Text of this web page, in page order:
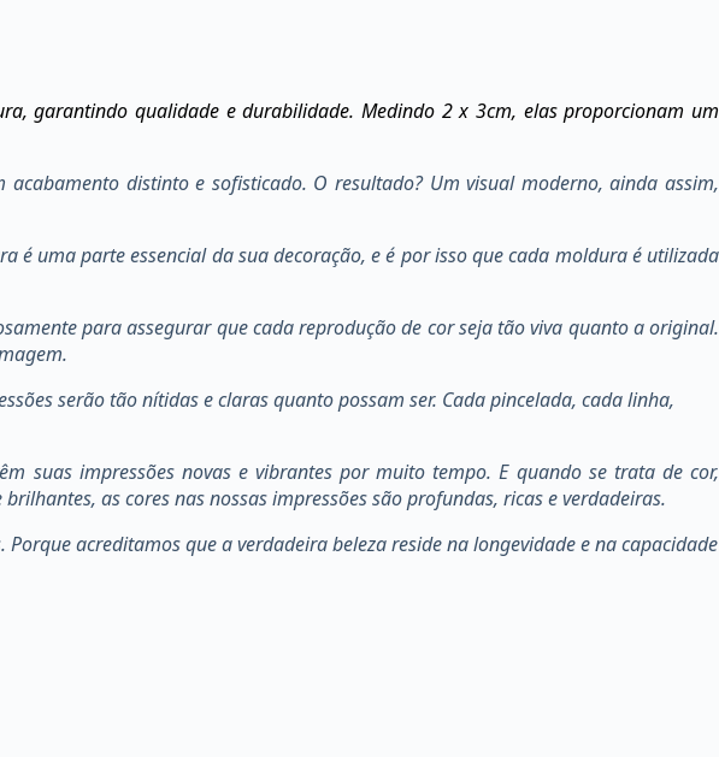
garantindo qualidade e durabilidade. Medindo 2 x 3cm, elas proporcionam um
distinto e sofisticado. O resultado? Um visual moderno, ainda assim,
uma parte essencial da sua decoração, e é por isso que cada moldura é utilizada
para assegurar que cada reprodução de cor seja tão viva quanto a original.
serão tão nítidas e claras quanto possam ser. Cada pincelada, cada linha,
suas impressões novas e vibrantes por muito tempo. E quando se trata de cor,
as cores nas nossas impressões são profundas, ricas e verdadeiras.
acreditamos que a verdadeira beleza reside na longevidade e na capacidade